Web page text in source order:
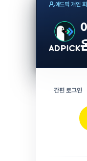
애드픽 개인
간편 로그인